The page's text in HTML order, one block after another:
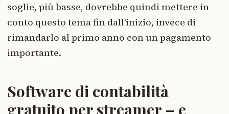
soglie, più basse, dovrebbe quindi mettere in
conto questo tema fin dall'inizio, invece di
rimandarlo al primo anno con un pagamento
importante.
Software di contabilità
gratuito per streamer – e